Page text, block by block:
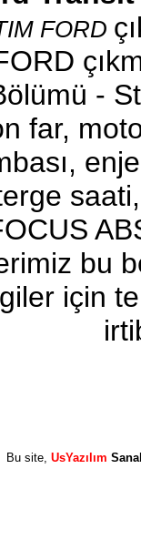
FORD
FORD
-
far,
bu
için
Bu site, UsYazılım